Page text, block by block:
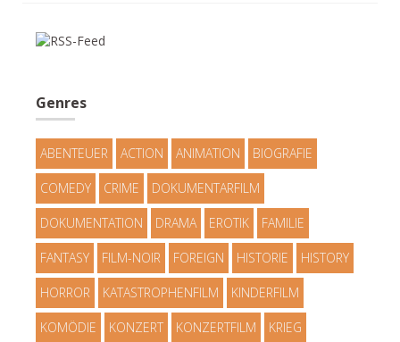
Genres
ABENTEUER ACTION ANIMATION BIOGRAFIE
COMEDY CRIME DOKUMENTARFILM
DOKUMENTATION DRAMA EROTIK FAMILIE
FANTASY FILM-NOIR FOREIGN HISTORIE HISTORY
HORROR KATASTROPHENFILM KINDERFILM
KOMÖDIE KONZERT KONZERTFILM KRIEG